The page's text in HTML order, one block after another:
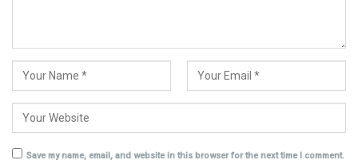
Save my name, email, and website in this browser for the next time I comment.